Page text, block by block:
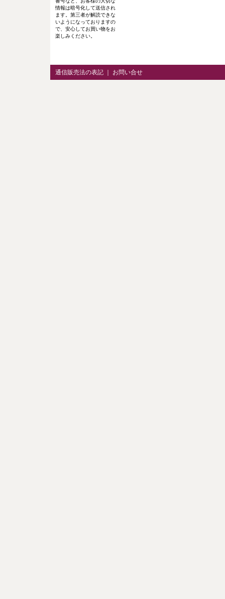
情報は暗号化して送信され
ます。第三者が解読できな
いようになっておりますの
で、安心してお買い物をお
楽しみください。
通信販売法の表記 お問い合せ